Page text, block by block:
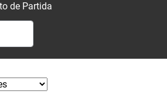
de Partida